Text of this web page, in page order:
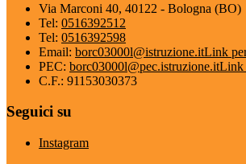
Via Marconi 40, 40122 - Bologna (BO)
Tel: 0516392512
Tel: 0516392598
Email: borc03000l@istruzione.itLink
PEC: borc03000l@pec.istruzione.itLink
C.F.: 91153030373
Seguici su
Instagram